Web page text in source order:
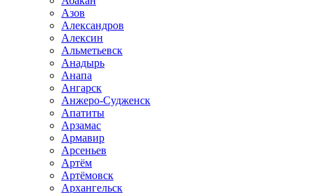
Азов
Александров
Алексин
Альметьевск
Анадырь
Анапа
Ангарск
Анжеро-Судженск
Апатиты
Арзамас
Армавир
Арсеньев
Артём
Артёмовск
Архангельск